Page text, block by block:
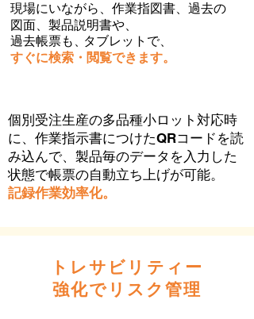
現場にいながら、作業指図書、過去の
図面、製品説明書や、
過去帳票も、タブレットで、
すぐに検索・閲覧できます。
​個別受注生産の多品種小ロット対応時
に、作業指示書につけたQRコードを読
み込んで、製品毎のデータを入力した
状態で帳票の自動立ち上げが可能。
記録作業効率化。
​トレサビリティー
強化でリスク管理